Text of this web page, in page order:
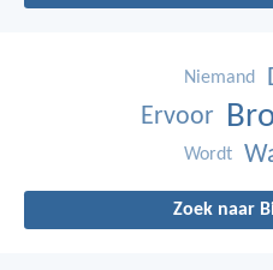
Niemand
Ervoor
Wordt
Zoek naar